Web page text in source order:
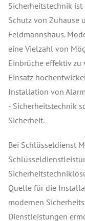
Sicherheitstechnik
Schutz von Zuhause
Feldmannshaus.
eine Vielzahl von
Einbrüche effektiv zu
Einsatz
Installation von
- Sicherheitstechnik
Sicherheit.
Bei Schlüsseldienst
Quelle für die
modernen
Dienstleistungen